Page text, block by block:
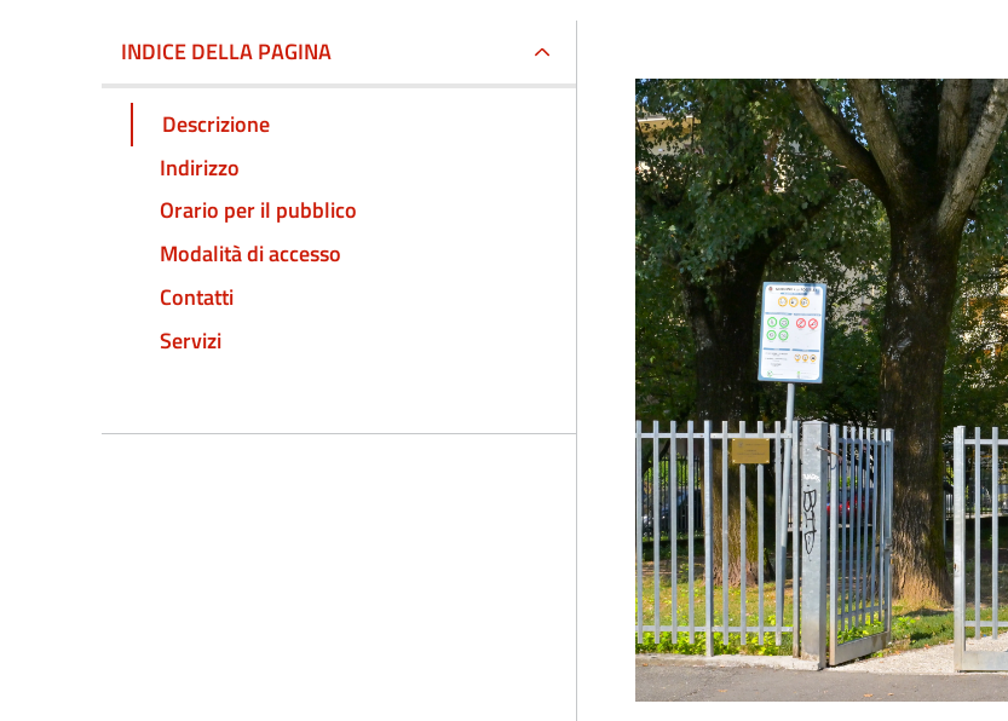
INDICE DELLA PAGINA
Descrizione
Indirizzo
Orario per il pubblico
Modalità di accesso
Contatti
Servizi